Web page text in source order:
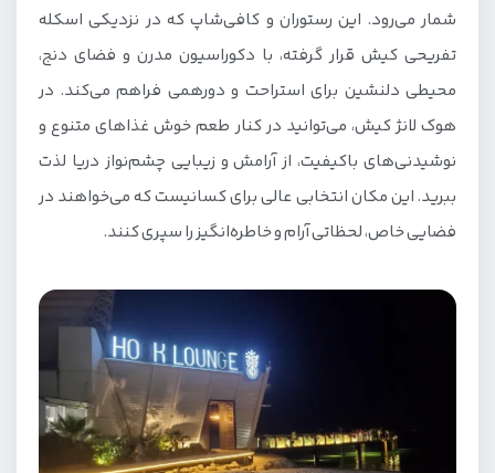
شمار می‌رود. این رستوران و کافی‌شاپ که در نزدیکی اسکله
تفریحی کیش قرار گرفته، با دکوراسیون مدرن و فضای دنج،
محیطی دلنشین برای استراحت و دورهمی فراهم می‌کند. در
هوک لانژ کیش، می‌توانید در کنار طعم خوش غذاهای متنوع و
نوشیدنی‌های باکیفیت، از آرامش و زیبایی چشم‌نواز دریا لذت
ببرید. این مکان انتخابی عالی برای کسانیست که می‌خواهند در
فضایی خاص، لحظاتی آرام و خاطره‌انگیز را سپری کنند.